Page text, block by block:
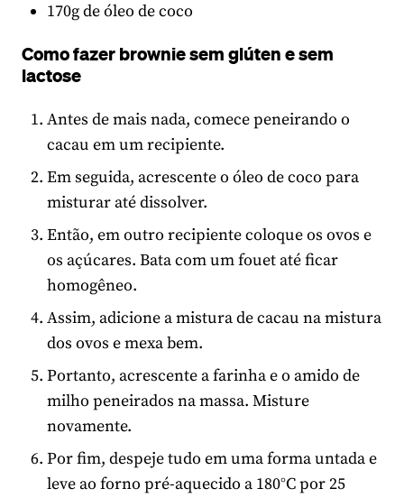
170g de óleo de coco
Como fazer brownie sem glúten e sem
lactose
Antes de mais nada, comece peneirando o
cacau em um recipiente.
Em seguida, acrescente o óleo de coco para
misturar até dissolver.
Então, em outro recipiente coloque os ovos e
os açúcares. Bata com um fouet até ficar
homogêneo.
Assim, adicione a mistura de cacau na mistura
dos ovos e mexa bem.
Portanto, acrescente a farinha e o amido de
milho peneirados na massa. Misture
novamente.
Por fim, despeje tudo em uma forma untada e
leve ao forno pré-aquecido a 180°C por 25